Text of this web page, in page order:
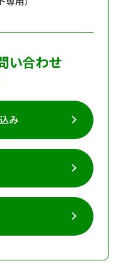
い合わせ
み